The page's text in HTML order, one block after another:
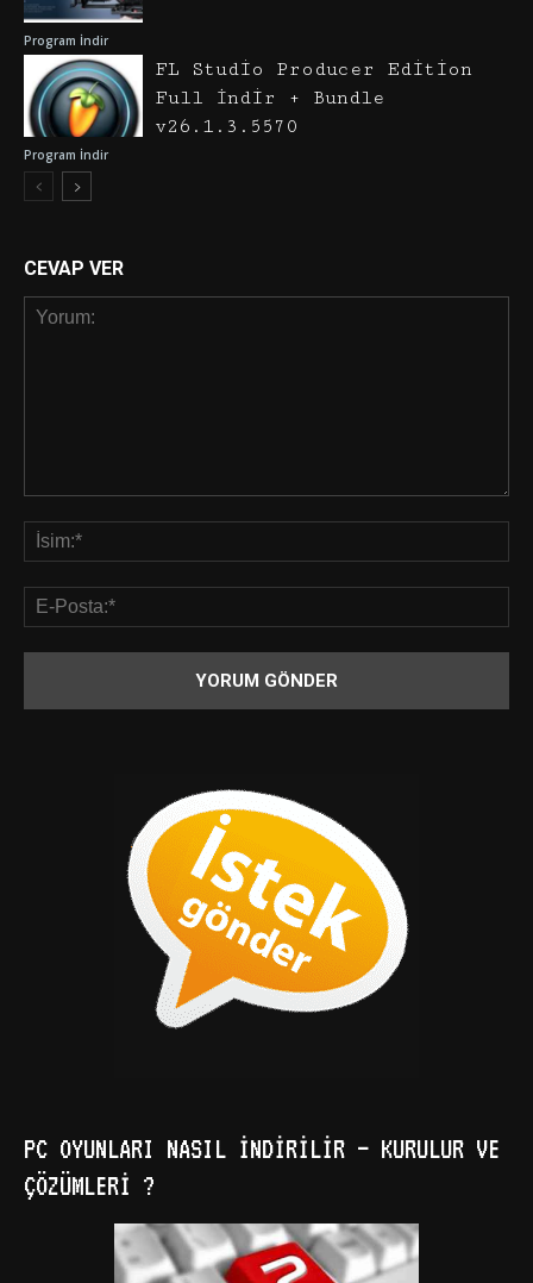
Program İndir
Program İndir
FL Studio Producer Edition
Full İndir + Bundle
v26.1.3.5570
CEVAP VER
PC OYUNLARI NASIL İNDIRILIR – KURULUR VE
ÇÖZÜMLERI ?